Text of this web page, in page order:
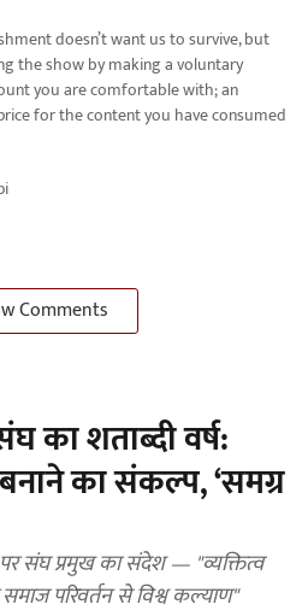
doesn’t want us to survive, but
the show by making a voluntary
you are comfortable with; an
for the content you have consumed
Comments
का शताब्दी वर्ष:
का संकल्प, ‘समग्र
संघ प्रमुख का संदेश — "व्यक्तित्व
परिवर्तन से विश्व कल्याण"